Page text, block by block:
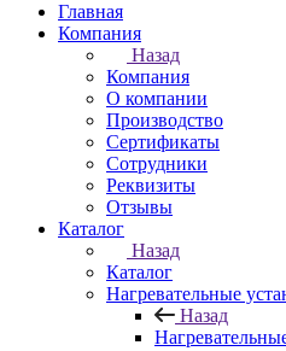
Главная
Компания
Назад
Компания
О компании
Производство
Сертификаты
Сотрудники
Реквизиты
Отзывы
Каталог
Назад
Каталог
Нагревательные
Назад